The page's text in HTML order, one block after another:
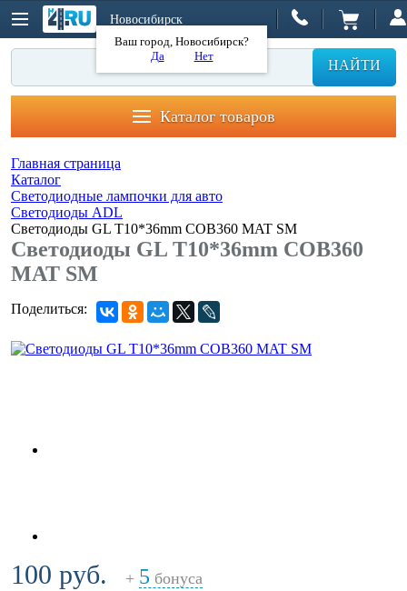
Новосибирск
Ваш город, Новосибирск?
Да
Нет
НАЙТИ
Каталог товаров
Главная страница
Каталог
Светодиодные лампочки для авто
Светодиоды ADL
Светодиоды GL T10*36mm COB360 MAT SM
Светодиоды GL T10*36mm COB360
MAT SM
Поделиться:
100 руб. + 5 бонуса